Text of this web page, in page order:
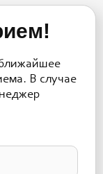
В случае